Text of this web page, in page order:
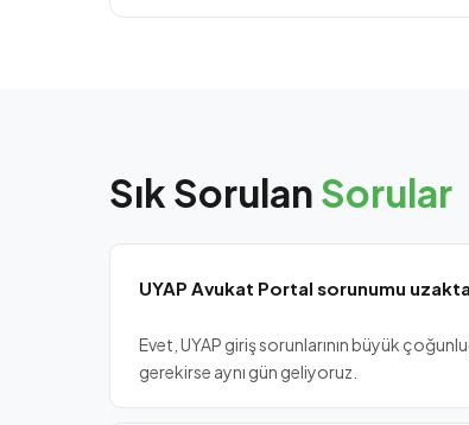
Sık Sorulan Sorular
UYAP Avukat Portal sorunumu
Evet, UYAP giriş sorunlarının büyük
gerekirse aynı gün geliyoruz.